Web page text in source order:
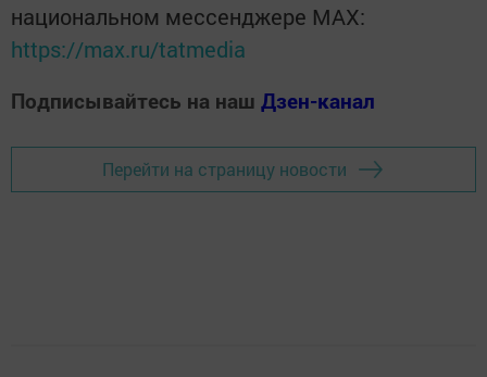
национальном мессенджере MАХ:
https://max.ru/tatmedia
Подписывайтесь на наш Дзен-канал
Перейти на страницу новости